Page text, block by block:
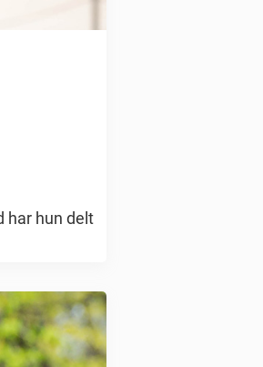
har hun delt